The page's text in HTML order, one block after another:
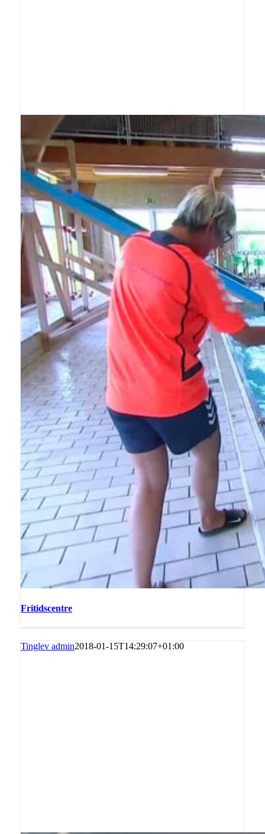
Fritidscentre
Tinglev admin2018-01-15T14:29:07+01:00